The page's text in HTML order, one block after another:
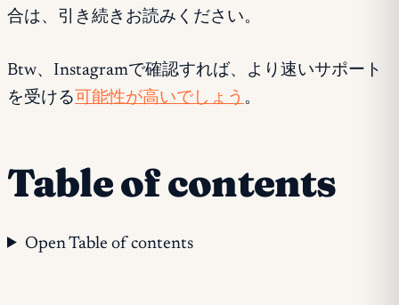
合は、引き続きお読みください。
Btw、Instagramで確認すれば、より速いサポート
を受ける 可能性が高いでしょう 。
Table of contents
Open Table of contents